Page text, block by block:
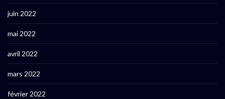
juin 2022
mai 2022
avril 2022
mars 2022
février 2022